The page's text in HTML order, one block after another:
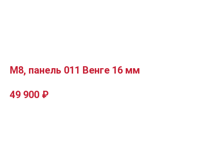
М8, панель 011 Венге 16 мм
49 900 ₽